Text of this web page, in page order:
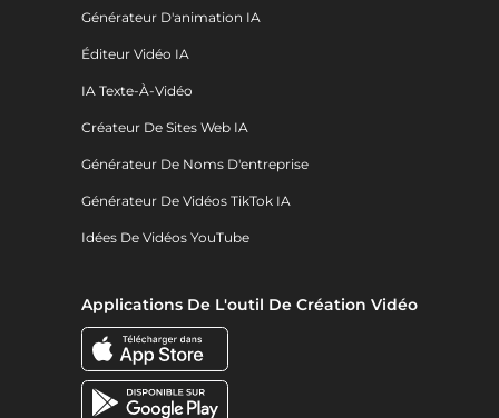
Générateur D'animation IA
Éditeur Vidéo IA
IA Texte-À-Vidéo
Créateur De Sites Web IA
Générateur De Noms D'entreprise
Générateur De Vidéos TikTok IA
Idées De Vidéos YouTube
Applications De L'outil De Création Vidéo